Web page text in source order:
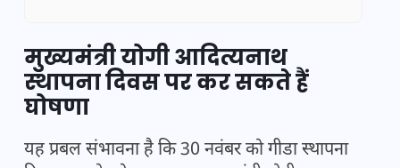
मुख्यमंत्री योगी आदित्यनाथ
स्थापना दिवस पर कर सकते हैं
घोषणा
यह प्रबल संभावना है कि 30 नवंबर को गीडा स्थापना